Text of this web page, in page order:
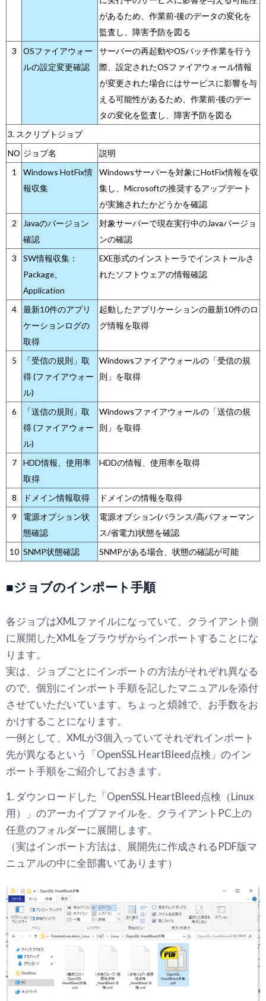
があるため、作業前·後のデータの変化を
監査し、障害予防を図る
3
OSファイアウォー
ルの設定変更確認
サーバーの再起動やOSパッチ作業を行う
際、設定されたOSファイアウォール情報
が変更された場合にはサービスに影響を与
える可能性があるため、作業前·後のデー
タの変化を監査し、障害予防を図る
3. スクリプトジョブ
NO ジョブ名
説明
1
Windows HotFix情
報収集
Windowsサーバーを対象にHotFix情報を収
集し、Microsoftの推奨するアップデート
が実施されたかどうかを確認
2
Javaのバージョン
確認
対象サーバーで現在実行中のJavaバージョ
ンの確認
3
SW情報収集：
Package、
Application
EXE形式のインストーラでインストールさ
れたソフトウェアの情報確認
4
最新10件のアプリ
ケーションログの
取得
起動したアプリケーションの最新10件のロ
グ情報を取得
5
「受信の規則」取
得 (ファイアウォー
ル)
Windowsファイアウォールの「受信の規
則」を取得
6
「送信の規則」取
得 (ファイアウォー
ル)
Windowsファイアウォールの「送信の規
則」を取得
7
HDD情報、使用率
取得
HDDの情報、使用率を取得
8 ドメイン情報取得
ドメインの情報を取得
9
電源オプション状
態確認
電源オプション(バランス/高パフォーマン
ス/省電力)状態を確認
10 SNMP状態確認 SNMPがある場合、状態の確認が可能
■ジョブのインポート手順
各ジョブはXMLファイルになっていて、クライアント側
に展開したXMLをブラウザからインポートすることにな
ります。
実は、ジョブごとにインポートの方法がそれぞれ異なる
ので、個別にインポート手順を記したマニュアルを添付
させていただいています。ちょっと煩雑で、お手数をお
かけすることになります。
一例として、XMLが3個入っていてそれぞれインポート
先が異なるという「OpenSSL HeartBleed点検」のイン
ポート手順をご紹介しておきます。
1. ダウンロードした「OpenSSL HeartBleed点検（Linux
用）」のアーカイブファイルを、クライアントPC上の
任意のフォルダーに展開します。
（実はインポート方法は、展開先に作成されるPDF版マ
ニュアルの中に全部書いてあります）